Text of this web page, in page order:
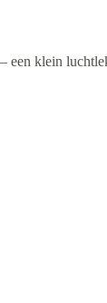
een klein